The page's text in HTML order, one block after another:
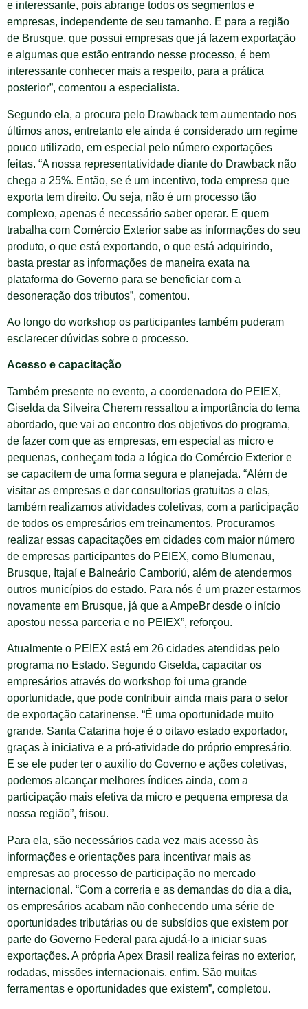
e interessante, pois abrange todos os segmentos e
empresas, independente de seu tamanho. E para a região
de Brusque, que possui empresas que já fazem exportação
e algumas que estão entrando nesse processo, é bem
interessante conhecer mais a respeito, para a prática
posterior”, comentou a especialista.
Segundo ela, a procura pelo Drawback tem aumentado nos
últimos anos, entretanto ele ainda é considerado um regime
pouco utilizado, em especial pelo número exportações
feitas. “A nossa representatividade diante do Drawback não
chega a 25%. Então, se é um incentivo, toda empresa que
exporta tem direito. Ou seja, não é um processo tão
complexo, apenas é necessário saber operar. E quem
trabalha com Comércio Exterior sabe as informações do seu
produto, o que está exportando, o que está adquirindo,
basta prestar as informações de maneira exata na
plataforma do Governo para se beneficiar com a
desoneração dos tributos”, comentou.
Ao longo do workshop os participantes também puderam
esclarecer dúvidas sobre o processo.
Acesso e capacitação
Também presente no evento, a coordenadora do PEIEX,
Giselda da Silveira Cherem ressaltou a importância do tema
abordado, que vai ao encontro dos objetivos do programa,
de fazer com que as empresas, em especial as micro e
pequenas, conheçam toda a lógica do Comércio Exterior e
se capacitem de uma forma segura e planejada. “Além de
visitar as empresas e dar consultorias gratuitas a elas,
também realizamos atividades coletivas, com a participação
de todos os empresários em treinamentos. Procuramos
realizar essas capacitações em cidades com maior número
de empresas participantes do PEIEX, como Blumenau,
Brusque, Itajaí e Balneário Camboriú, além de atendermos
outros municípios do estado. Para nós é um prazer estarmos
novamente em Brusque, já que a AmpeBr desde o início
apostou nessa parceria e no PEIEX”, reforçou.
Atualmente o PEIEX está em 26 cidades atendidas pelo
programa no Estado. Segundo Giselda, capacitar os
empresários através do workshop foi uma grande
oportunidade, que pode contribuir ainda mais para o setor
de exportação catarinense. “É uma oportunidade muito
grande. Santa Catarina hoje é o oitavo estado exportador,
graças à iniciativa e a pró-atividade do próprio empresário.
E se ele puder ter o auxilio do Governo e ações coletivas,
podemos alcançar melhores índices ainda, com a
participação mais efetiva da micro e pequena empresa da
nossa região”, frisou.
Para ela, são necessários cada vez mais acesso às
informações e orientações para incentivar mais as
empresas ao processo de participação no mercado
internacional. “Com a correria e as demandas do dia a dia,
os empresários acabam não conhecendo uma série de
oportunidades tributárias ou de subsídios que existem por
parte do Governo Federal para ajudá-lo a iniciar suas
exportações. A própria Apex Brasil realiza feiras no exterior,
rodadas, missões internacionais, enfim. São muitas
ferramentas e oportunidades que existem”, completou.